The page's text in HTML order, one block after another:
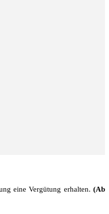
eine Vergütung erhalten. (Ab